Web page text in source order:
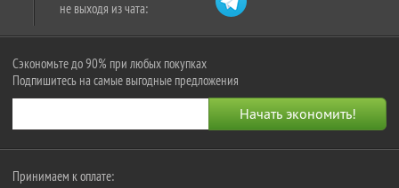
не выходя из чата:
Сэкономьте до 90% при любых покупках
Подпишитесь на самые выгодные предложения
Принимаем к оплате: